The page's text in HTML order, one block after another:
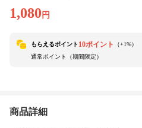
1,080 円
もらえるポイント 10ポイント （+1%）
通常ポイント（期間限定）
商品詳細